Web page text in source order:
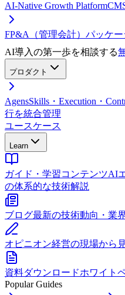
AI-Native Growth Platform
FP&A（管理会計）パッケー
AI導入の第一歩を相談する
プロダクト
AgensSkills・Execution・
行を統合管理
ユースケース
Learn
ガイド・学習コンテンツAI
の体系的な技術解説
ブログ最新の技術動向・業
オピニオン経営の現場から
資料ダウンロードホワイト
Popular Guides